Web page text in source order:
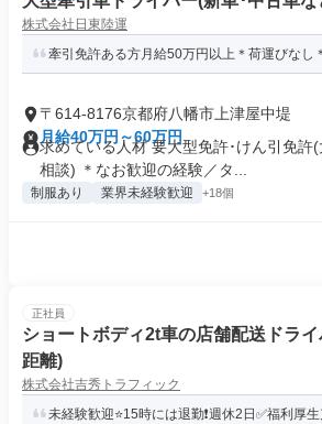
株式会社日東陸運
牽引免許ある方月給50万円以上＊荷運びなし
〒614-8176京都府八幡市上津屋中堤
月給40万円～60万円
求めている人材 要大型免許･けん引免許
相談) ＊なお歓迎の経験／タ...
制服あり 業界未経験歓迎 +18個
正社員
ショートボディ2t車の店舗配送ドラ
距離)
株式会社吉秀トラフィック
未経験歓迎⭐15時には退勤❗週休2日✅福利厚生